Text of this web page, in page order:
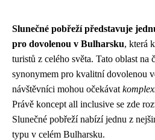
Slunečné pobřeží představuje
pro dovolenou v Bulharsku, která
turistů z celého světa. Tato oblast na
synonymem pro kvalitní dovolenou
návštěvníci mohou očekávat
Právě koncept all inclusive se zde
Slunečné pobřeží nabízí jednu z
typu v celém Bulharsku.